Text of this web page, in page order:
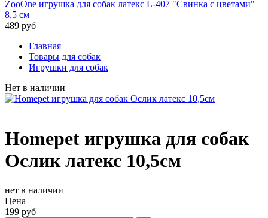
ZooOne игрушка для собак латекс L-407 "Свинка с цветами"
8,5 см
489 руб
Главная
Товары для собак
Игрушки для собак
Нет в наличии
Homepet игрушка для собак
Ослик латекс 10,5см
нет в наличии
Цена
199 руб